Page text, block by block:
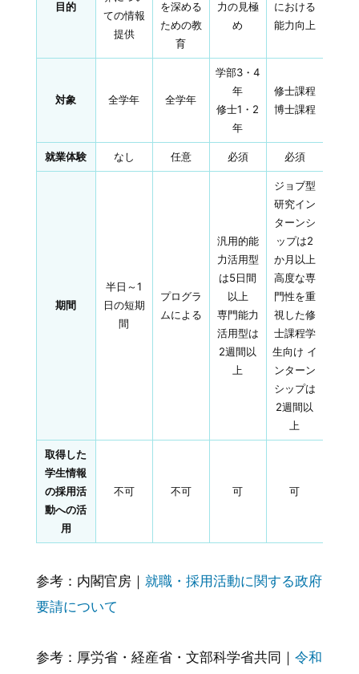
目的
ての情報
提供
を深める
ための教
育
力の見極
め
における
能力向上
対象 全学年 全学年
学部3・4
年
修士1・2
年
修士課程
博士課程
就業体験 なし 任意 必須 必須
期間
半日～1
日の短期
間
プログラ
ムによる
汎用的能
力活用型
は5日間
以上
専門能力
活用型は
2週間以
上
ジョブ型
研究イン
ターンシ
ップは2
か月以上
高度な専
門性を重
視した修
士課程学
生向け イ
ンターン
シップは
2週間以
上
取得した
学生情報
の採用活
動への活
用
不可 不可 可 可
参考：内閣官房｜ 就職・採用活動に関する政府
要請について
参考：厚労省・経産省・文部科学省共同｜ 令和